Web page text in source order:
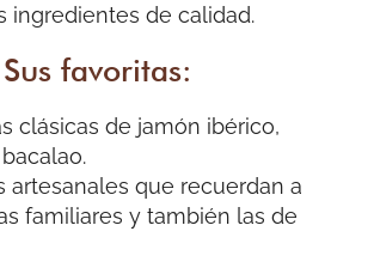
ingredientes de calidad.
Sus favoritas:
clásicas de jamón ibérico,
artesanales que recuerdan a
familiares y también las de